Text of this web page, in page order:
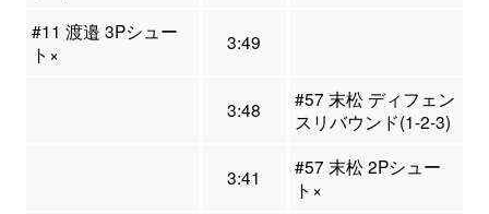
#11 渡邉 3Pシュー
ト×
3:49
3:48
#57 末松 ディフェン
スリバウンド(1-2-3)
3:41
#57 末松 2Pシュー
ト×